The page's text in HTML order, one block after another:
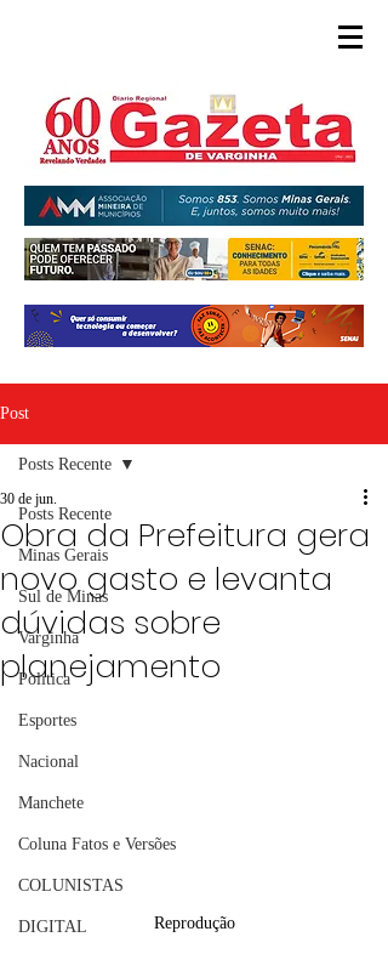
Post
Posts Recente
Minas Gerais
Sul de Minas
Varginha
Política
Esportes
Nacional
Manchete
Coluna Fatos e Versões
COLUNISTAS
DIGITAL
Posts Recente
Obra da Prefeitura gera
novo gasto e levanta
dúvidas sobre
planejamento
30 de jun.
Reprodução